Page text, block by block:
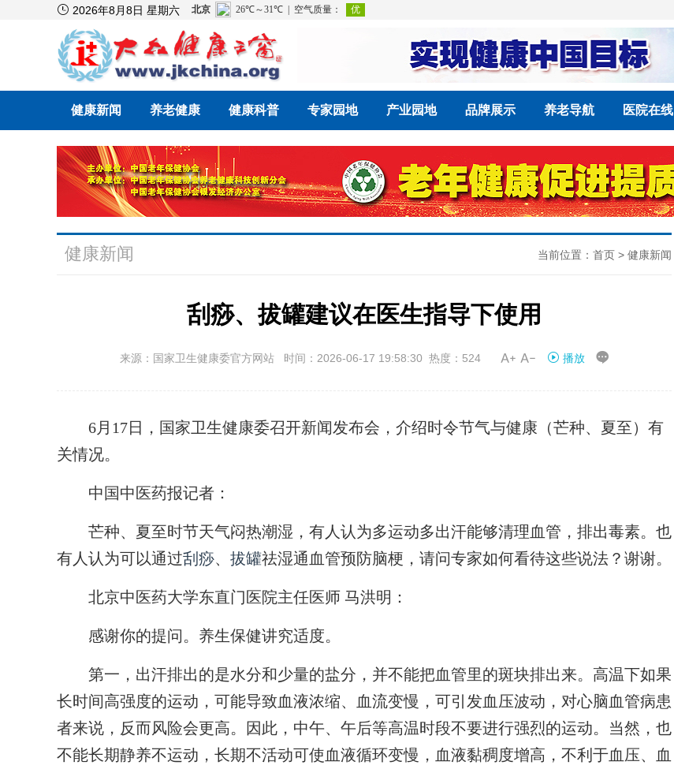
 2026年8月8日 星期六
健康新闻 养老健康 健康科普 专家园地 产业园地 品牌展示 养老导航 医院在线
健康新闻 当前位置： 首页 > 健康新闻
刮痧、拔罐建议在医生指导下使用
来源：国家卫生健康委官方网站 时间：2026-06-17 19:58:30 热度：524  播放 
6月17日，国家卫生健康委召开新闻发布会，介绍时令节气与健康（芒种、夏至）有
关情况。
中国中医药报记者：
芒种、夏至时节天气闷热潮湿，有人认为多运动多出汗能够清理血管，排出毒素。也
有人认为可以通过刮痧、 拔罐祛湿通血管预防脑梗，请问专家如何看待这些说法？谢谢。
北京中医药大学东直门医院主任医师 马洪明：
感谢你的提问。养生保健讲究适度。
第一，出汗排出的是水分和少量的盐分，并不能把血管里的斑块排出来。高温下如果
长时间高强度的运动，可能导致血液浓缩、血流变慢，可引发血压波动，对心脑血管病患
者来说，反而风险会更高。因此，中午、午后等高温时段不要进行强烈的运动。当然，也
不能长期静养不运动，长期不活动可使血液循环变慢，血液黏稠度增高，不利于血压、血